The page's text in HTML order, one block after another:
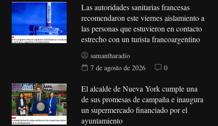
Las autoridades sanitarias francesas
recomendaron este viernes aislamiento a
las personas que estuvieron en contacto
estrecho con un turista francoargentino
samantharadio
7 de agosto de 2026
0
El alcalde de Nueva York cumple una
de sus promesas de campaña e inaugura
un supermercado financiado por el
ayuntamiento